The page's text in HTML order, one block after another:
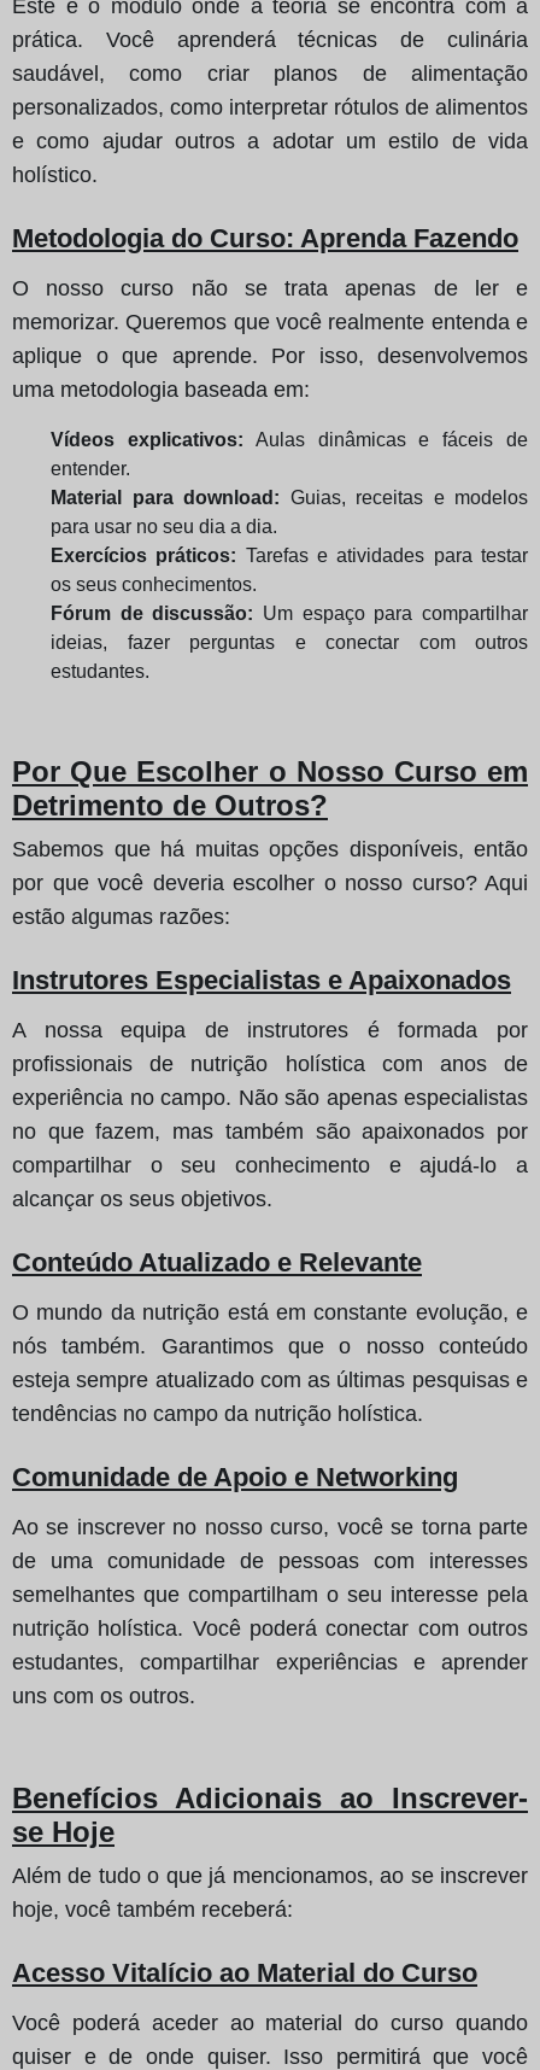
Este é o módulo onde a teoria se encontra com a
prática. Você aprenderá técnicas de culinária
saudável, como criar planos de alimentação
personalizados, como interpretar rótulos de alimentos
e como ajudar outros a adotar um estilo de vida
holístico.
Metodologia do Curso: Aprenda Fazendo
O nosso curso não se trata apenas de ler e
memorizar. Queremos que você realmente entenda e
aplique o que aprende. Por isso, desenvolvemos
uma metodologia baseada em:
Vídeos explicativos: Aulas dinâmicas e fáceis de
entender.
Material para download: Guias, receitas e modelos
para usar no seu dia a dia.
Exercícios práticos: Tarefas e atividades para testar
os seus conhecimentos.
Fórum de discussão: Um espaço para compartilhar
ideias, fazer perguntas e conectar com outros
estudantes.
Por Que Escolher o Nosso Curso em
Detrimento de Outros?
Sabemos que há muitas opções disponíveis, então
por que você deveria escolher o nosso curso? Aqui
estão algumas razões:
Instrutores Especialistas e Apaixonados
A nossa equipa de instrutores é formada por
profissionais de nutrição holística com anos de
experiência no campo. Não são apenas especialistas
no que fazem, mas também são apaixonados por
compartilhar o seu conhecimento e ajudá-lo a
alcançar os seus objetivos.
Conteúdo Atualizado e Relevante
O mundo da nutrição está em constante evolução, e
nós também. Garantimos que o nosso conteúdo
esteja sempre atualizado com as últimas pesquisas e
tendências no campo da nutrição holística.
Comunidade de Apoio e Networking
Ao se inscrever no nosso curso, você se torna parte
de uma comunidade de pessoas com interesses
semelhantes que compartilham o seu interesse pela
nutrição holística. Você poderá conectar com outros
estudantes, compartilhar experiências e aprender
uns com os outros.
Benefícios Adicionais ao Inscrever-
se Hoje
Além de tudo o que já mencionamos, ao se inscrever
hoje, você também receberá:
Acesso Vitalício ao Material do Curso
Você poderá aceder ao material do curso quando
quiser e de onde quiser. Isso permitirá que você